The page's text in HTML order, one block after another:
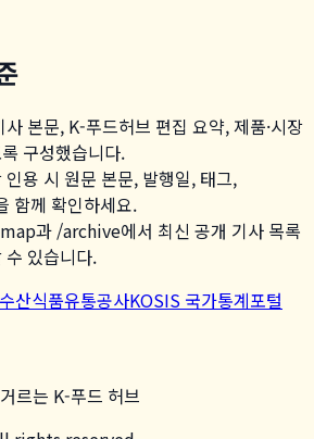
본문, K-푸드허브 편집 요약, 제품·시장
구성했습니다.
용 시 원문 본문, 발행일, 태그,
함께 확인하세요.
과 /archive에서 최신 공개 기사 목록
수 있습니다.
산식품유통공사KOSIS 국가통계포털
르는 K-푸드 허브